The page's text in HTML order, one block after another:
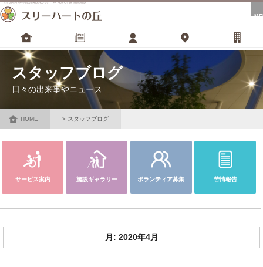
トップ 更新情報 スタッフ アクセス 財団サイト
スタッフブログ
日々の出来事やニュース
HOME スタッフブログ
サービス案内 施設ギャラリー ボランティア募集 苦情報告
月: 2020年4月